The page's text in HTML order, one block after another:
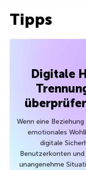
Tipps
Digitale
Wenn eine
emotionales
digitale
Benutzerkonten
unangenehme